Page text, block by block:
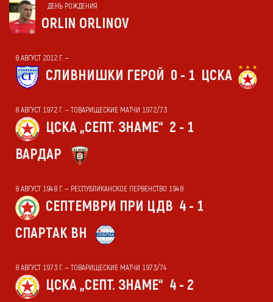
ДЕНЬ РОЖДЕНИЯ
ORLIN ORLINOV
8 АВГУСТ 2012 Г. —
СЛИВНИШКИ ГЕРОЙ 0 - 1 ЦСКА
8 АВГУСТ 1972 Г. — ТОВАРИЩЕСКИЕ МАТЧИ 1972/73
ЦСКА „СЕПТ. ЗНАМЕ“ 2 - 1
ВАРДАР
8 АВГУСТ 1948 Г. — РЕСПУБЛИКАНСКОЕ ПЕРВЕНСТВО 1948
СЕПТЕМВРИ ПРИ ЦДВ 4 - 1
СПАРТАК ВН
8 АВГУСТ 1973 Г. — ТОВАРИЩЕСКИЕ МАТЧИ 1973/74
ЦСКА „СЕПТ. ЗНАМЕ“ 4 - 2